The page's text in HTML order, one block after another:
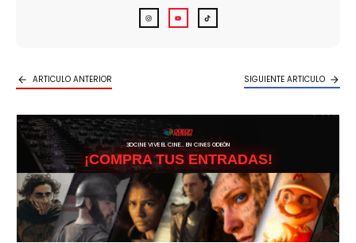
ARTICULO ANTERIOR SIGUIENTE ARTICULO
3DCINE VIVE EL CINE… EN CINES ODEÓN
¡COMPRA TUS ENTRADAS!